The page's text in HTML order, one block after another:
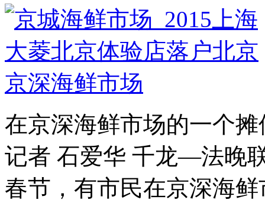
在京深海鲜市场的一个
记者 石爱华 千龙—法晚
春节，有市民在京深海